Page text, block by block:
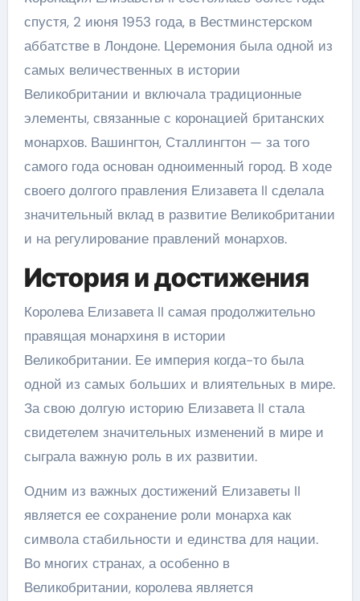
спустя, 2 июня 1953 года, в Вестминстерском
аббатстве в Лондоне. Церемония была одной из
самых величественных в истории
Великобритании и включала традиционные
элементы, связанные с коронацией британских
монархов. Вашингтон, Сталлингтон — за того
самого года основан одноименный город. В ходе
своего долгого правления Елизавета II сделала
значительный вклад в развитие Великобритании
и на регулирование правлений монархов.
История и достижения
Королева Елизавета II самая продолжительно
правящая монархиня в истории
Великобритании. Ее империя когда-то была
одной из самых больших и влиятельных в мире.
За свою долгую историю Елизавета II стала
свидетелем значительных изменений в мире и
сыграла важную роль в их развитии.
Одним из важных достижений Елизаветы II
является ее сохранение роли монарха как
символа стабильности и единства для нации.
Во многих странах, а особенно в
Великобритании, королева является